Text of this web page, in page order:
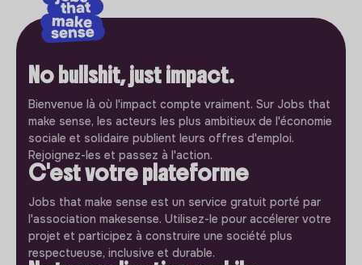
No bullshit, just impact.
Bienvenue là où l'impact compte vraiment. Sur Jobs that
make sense, les acteurs les plus ambitieux de l'économie
sociale et solidaire publient leurs offres d'emploi.
Rejoignez-les et passez à l'action.
C'est votre plateforme
Jobs that make sense est un service gratuit porté par
l'association makesense. Utilisez-le pour accélerer votre
projet et participez à construire une société plus
respectueuse, inclusive et durable.